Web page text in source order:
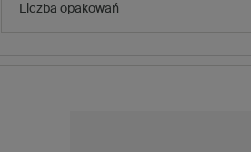
Liczba opakowań